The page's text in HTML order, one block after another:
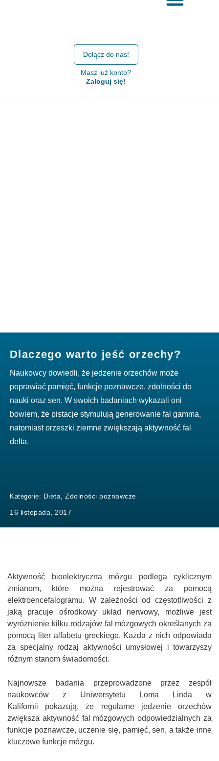
Dołącz do nas!
Masz już konto?
Zaloguj się!
Dlaczego warto jeść orzechy?
Naukowcy dowiedli, że jedzenie orzechów może
poprawiać pamięć, funkcje poznawcze, zdolności do
nauki oraz sen. W swoich badaniach wykazali oni
bowiem, że pistacje stymulują generowanie fal gamma,
natomiast orzeszki ziemne zwiększają aktywność fal
delta.
Kategorie: Dieta, Zdolności poznawcze
16 listopada, 2017
Aktywność bioelektryczna mózgu podlega cyklicznym
zmianom, które można rejestrować za pomocą
elektroencefalogramu. W zależności od częstotliwości z
jaką pracuje ośrodkowy układ nerwowy, możliwe jest
wyróżnienie kilku rodzajów fal mózgowych określanych za
pomocą liter alfabetu greckiego. Każda z nich odpowiada
za specjalny rodzaj aktywności umysłowej i towarzyszy
różnym stanom świadomości.
Najnowsze badania przeprowadzone przez zespół
naukowców z Uniwersytetu Loma Linda w
Kalifornii pokazują, że regularne jedzenie orzechów
zwiększa aktywność fal mózgowych odpowiedzialnych za
funkcje poznawcze, uczenie się, pamięć, sen, a także inne
kluczowe funkcje mózgu.